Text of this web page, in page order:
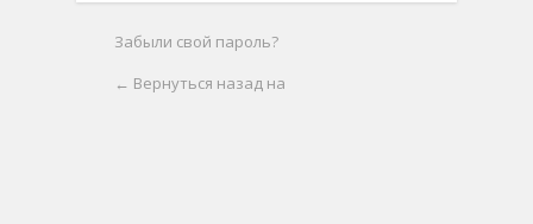
Забыли свой пароль?
← Вернуться назад на